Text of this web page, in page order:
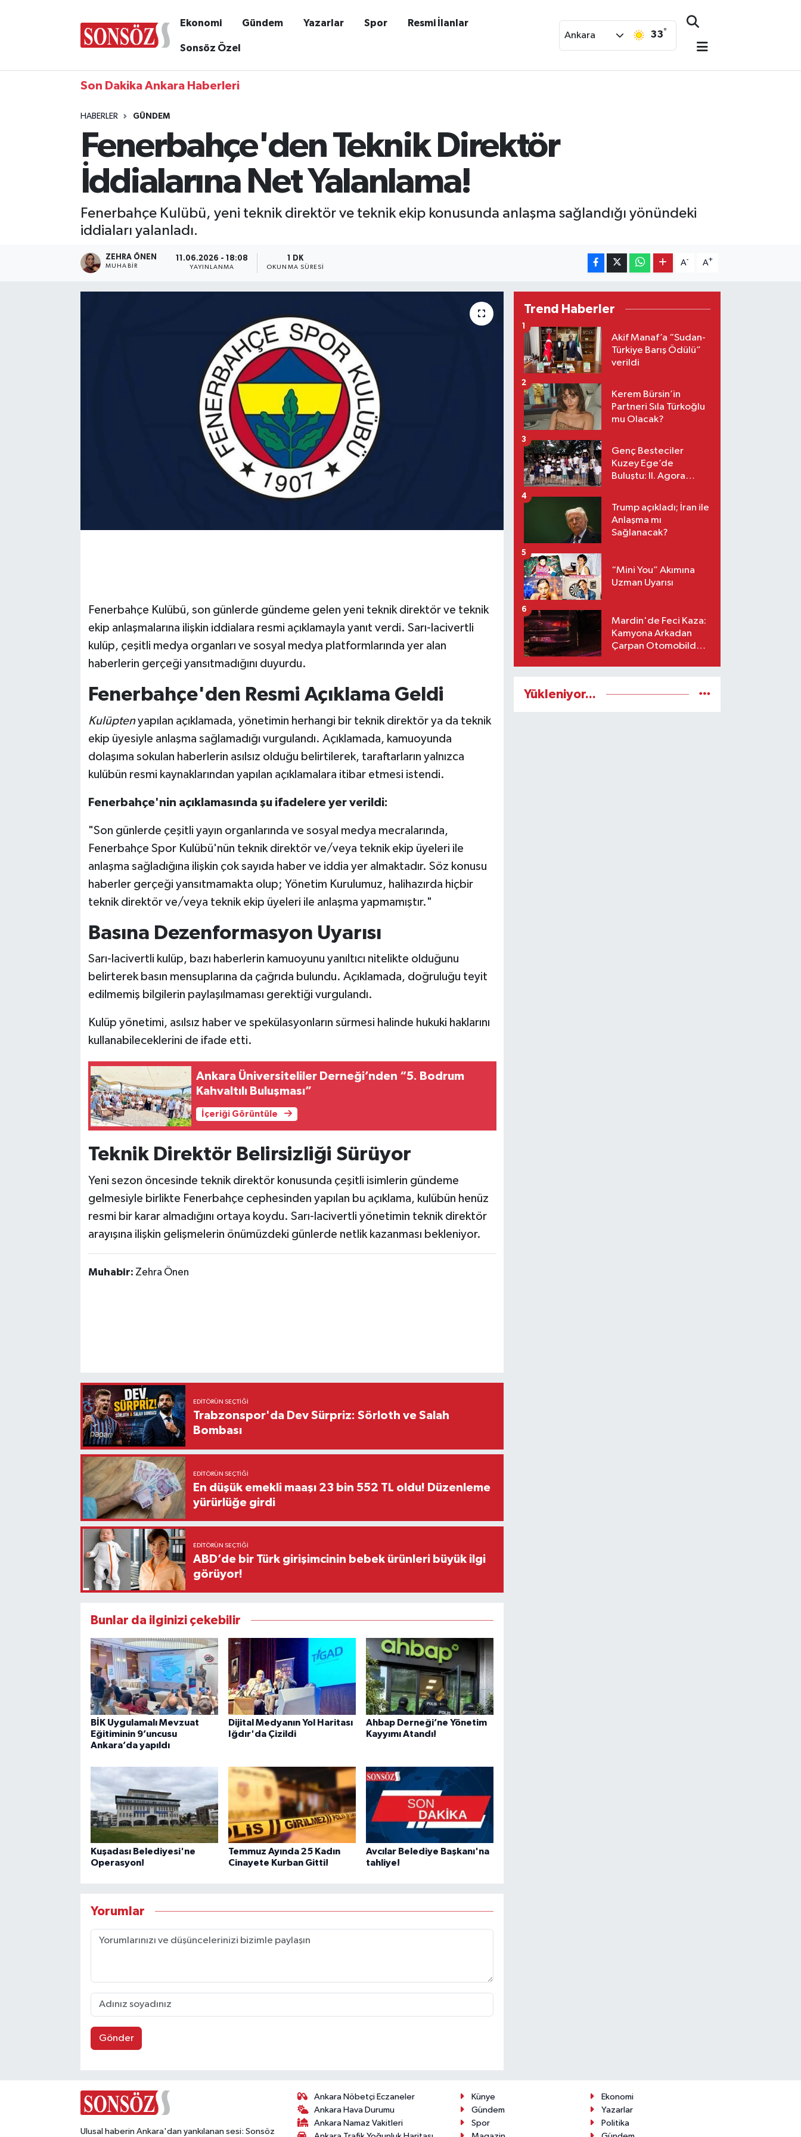
Ekonomi Gündem Yazarlar Spor Resmi İlanlar
Sonsöz Özel
Ankara 33°
Son Dakika Ankara Haberleri
HABERLER GÜNDEM
Fenerbahçe'den Teknik Direktör
İddialarına Net Yalanlama!
Fenerbahçe Kulübü, yeni teknik direktör ve teknik ekip konusunda anlaşma sağlandığı yönündeki
iddiaları yalanladı.
ZEHRA ÖNEN
MUHABIR
11.06.2026 - 18:08
YAYINLANMA
1 DK
OKUNMA SÜRESI
A- A+
Fenerbahçe Kulübü, son günlerde gündeme gelen yeni teknik direktör ve teknik
ekip anlaşmalarına ilişkin iddialara resmi açıklamayla yanıt verdi. Sarı-lacivertli
kulüp, çeşitli medya organları ve sosyal medya platformlarında yer alan
haberlerin gerçeği yansıtmadığını duyurdu.
Fenerbahçe'den Resmi Açıklama Geldi
Kulüptenyapılan açıklamada, yönetimin herhangi bir teknik direktör ya da teknik
ekip üyesiyle anlaşma sağlamadığı vurgulandı. Açıklamada, kamuoyunda
dolaşıma sokulan haberlerin asılsız olduğu belirtilerek, taraftarların yalnızca
kulübün resmi kaynaklarından yapılan açıklamalara itibar etmesi istendi.
Fenerbahçe'nin açıklamasında şu ifadelere yer verildi:
"Son günlerde çeşitli yayın organlarında ve sosyal medya mecralarında,
Fenerbahçe Spor Kulübü'nün teknik direktör ve/veya teknik ekip üyeleri ile
anlaşma sağladığına ilişkin çok sayıda haber ve iddia yer almaktadır. Söz konusu
haberler gerçeği yansıtmamakta olup; Yönetim Kurulumuz, halihazırda hiçbir
teknik direktör ve/veya teknik ekip üyeleri ile anlaşma yapmamıştır."
Basına Dezenformasyon Uyarısı
Sarı-lacivertli kulüp, bazı haberlerin kamuoyunu yanıltıcı nitelikte olduğunu
belirterek basın mensuplarına da çağrıda bulundu. Açıklamada, doğruluğu teyit
edilmemiş bilgilerin paylaşılmaması gerektiği vurgulandı.
Kulüp yönetimi, asılsız haber ve spekülasyonların sürmesi halinde hukuki haklarını
kullanabileceklerini de ifade etti.
Ankara Üniversiteliler Derneği’nden “5. Bodrum
Kahvaltılı Buluşması”
İçeriği Görüntüle
Teknik Direktör Belirsizliği Sürüyor
Yeni sezon öncesinde teknik direktör konusunda çeşitli isimlerin gündeme
gelmesiyle birlikte Fenerbahçe cephesinden yapılan bu açıklama, kulübün henüz
resmi bir karar almadığını ortaya koydu. Sarı-lacivertli yönetimin teknik direktör
arayışına ilişkin gelişmelerin önümüzdeki günlerde netlik kazanması bekleniyor.
Muhabir: Zehra Önen
EDITÖRÜN SEÇTIĞI
Trabzonspor'da Dev Sürpriz: Sörloth ve Salah
Bombası
EDITÖRÜN SEÇTIĞI
En düşük emekli maaşı 23 bin 552 TL oldu! Düzenleme
yürürlüğe girdi
EDITÖRÜN SEÇTIĞI
ABD’de bir Türk girişimcinin bebek ürünleri büyük ilgi
görüyor!
Bunlar da ilginizi çekebilir
BİK Uygulamalı Mevzuat
Eğitiminin 9’uncusu
Ankara’da yapıldı
Dijital Medyanın Yol Haritası
Iğdır'da Çizildi
Ahbap Derneği’ne Yönetim
Kayyımı Atandı!
Kuşadası Belediyesi'ne
Operasyon!
Temmuz Ayında 25 Kadın
Cinayete Kurban Gitti!
Avcılar Belediye Başkanı'na
tahliye!
Yorumlar
Gönder
Trend Haberler
Akif Manaf’a “Sudan-
Türkiye Barış Ödülü”
verildi
1
Kerem Bürsin’in
Partneri Sıla Türkoğlu
mu Olacak?
2
Genç Besteciler
Kuzey Ege’de
Buluştu: II. Agora
3
Trump açıkladı; İran ile
Anlaşma mı
Sağlanacak?
4
“Mini You” Akımına
Uzman Uyarısı
5
Mardin'de Feci Kaza:
Kamyona Arkadan
Çarpan Otomobilde 1
6
Yükleniyor...
Ulusal haberin Ankara'dan yankılanan sesi: Sonsöz
Ankara Nöbetçi Eczaneler
Ankara Hava Durumu
Ankara Namaz Vakitleri
Künye
Ekonomi
Gündem
Yazarlar
Spor
Politika